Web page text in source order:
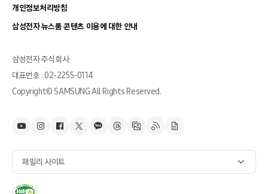
개인정보처리방침
삼성전자 뉴스룸 콘텐츠 이용에 대한 안내
삼성전자 주식회사
대표번호 : 02-2255-0114
Copyright© SAMSUNG All Rights Reserved.
패밀리 사이트